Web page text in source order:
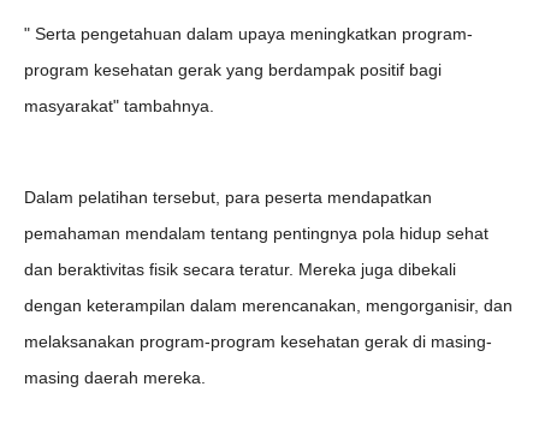
" Serta pengetahuan dalam upaya meningkatkan program-
program kesehatan gerak yang berdampak positif bagi
masyarakat" tambahnya.
Dalam pelatihan tersebut, para peserta mendapatkan
pemahaman mendalam tentang pentingnya pola hidup sehat
dan beraktivitas fisik secara teratur. Mereka juga dibekali
dengan keterampilan dalam merencanakan, mengorganisir, dan
melaksanakan program-program kesehatan gerak di masing-
masing daerah mereka.